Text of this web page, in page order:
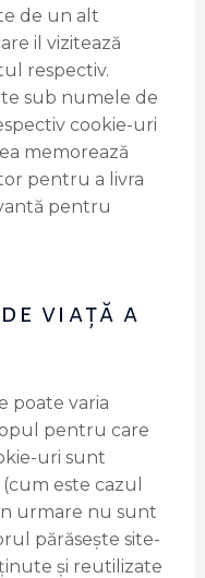
de un alt
il vizitează
respectiv.
sub numele de
cookie-uri
memorează
pentru a livra
pentru
viață a
poate varia
pentru care
uri sunt
este cazul
urmare nu sunt
părăsește site-
și reutilizate